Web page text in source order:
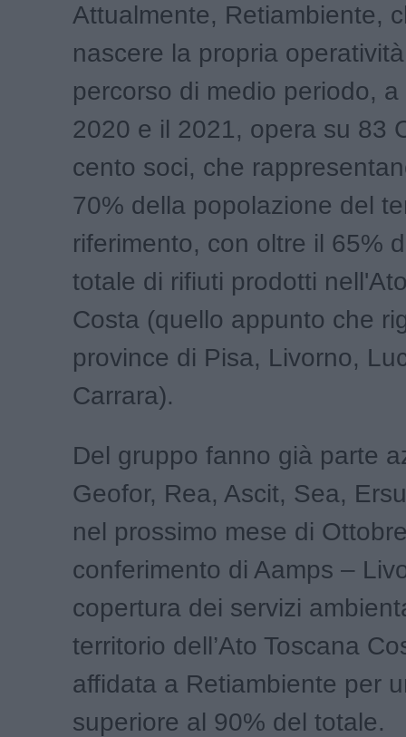
Attualmente, Retiambiente,
nascere la propria
percorso di medio periodo,
2020 e il 2021, opera su 83
cento soci, che
70% della popolazione del
riferimento, con oltre il 65%
totale di rifiuti prodotti
Costa (quello appunto che
province di Pisa, Livorno,
Carrara).
Del gruppo fanno già parte
Geofor, Rea, Ascit, Sea,
nel prossimo mese di
conferimento di Aamps –
copertura dei servizi
territorio dell’Ato Toscana
affidata a Retiambiente per
superiore al 90% del totale.